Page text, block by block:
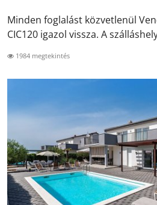
Minden foglalást közvetlenül
CIC120 igazol vissza. A
1984 megtekintés